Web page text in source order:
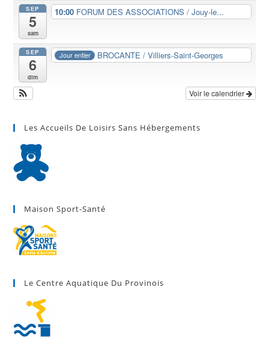
SEP
5
sam
10:00 FORUM DES ASSOCIATIONS / Jouy-le...
SEP
6
dim
Jour entier BROCANTE / Villiers-Saint-Georges
Voir le calendrier
Les Accueils De Loisirs Sans Hébergements
Maison Sport-Santé
Le Centre Aquatique Du Provinois